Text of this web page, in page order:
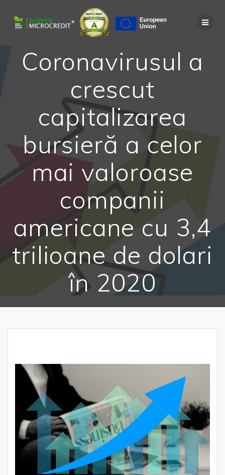
to
content
Coronavirusul a
crescut
capitalizarea
bursieră a celor
mai valoroase
companii
americane cu 3,4
trilioane de dolari
în 2020